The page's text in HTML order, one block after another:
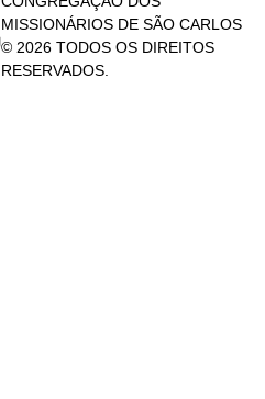
MISSIONÁRIOS DE SÃO CARLOS
© 2026 TODOS OS DIREITOS
RESERVADOS.